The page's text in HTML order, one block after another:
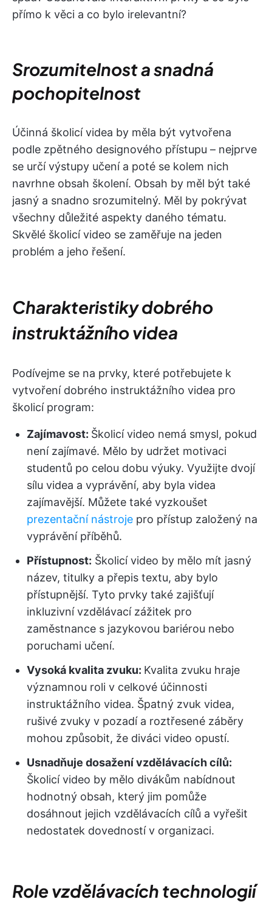
přímo k věci a co bylo irelevantní?
Srozumitelnost a snadná
pochopitelnost
Účinná školicí videa by měla být vytvořena
podle zpětného designového přístupu – nejprve
se určí výstupy učení a poté se kolem nich
navrhne obsah školení. Obsah by měl být také
jasný a snadno srozumitelný. Měl by pokrývat
všechny důležité aspekty daného tématu.
Skvělé školicí video se zaměřuje na jeden
problém a jeho řešení.
Charakteristiky dobrého
instruktážního videa
Podívejme se na prvky, které potřebujete k
vytvoření dobrého instruktážního videa pro
školicí program:
Zajímavost: Školicí video nemá smysl, pokud
není zajímavé. Mělo by udržet motivaci
studentů po celou dobu výuky. Využijte dvojí
sílu videa a vyprávění, aby byla videa
zajímavější. Můžete také vyzkoušet
prezentační nástroje pro přístup založený na
vyprávění příběhů.
Přístupnost: Školicí video by mělo mít jasný
název, titulky a přepis textu, aby bylo
přístupnější. Tyto prvky také zajišťují
inkluzivní vzdělávací zážitek pro
zaměstnance s jazykovou bariérou nebo
poruchami učení.
Vysoká kvalita zvuku: Kvalita zvuku hraje
významnou roli v celkové účinnosti
instruktážního videa. Špatný zvuk videa,
rušivé zvuky v pozadí a roztřesené záběry
mohou způsobit, že diváci video opustí.
Usnadňuje dosažení vzdělávacích cílů:
Školicí video by mělo divákům nabídnout
hodnotný obsah, který jim pomůže
dosáhnout jejich vzdělávacích cílů a vyřešit
nedostatek dovedností v organizaci.
Role vzdělávacích technologií